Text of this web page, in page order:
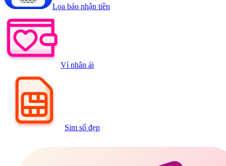
Loa báo nhận tiền
Ví nhân ái
Sim số đẹp